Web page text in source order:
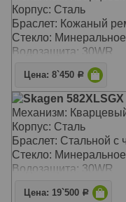
Корпус: Сталь
Браслет: Кожаный
Стекло: Минеральное
Водозащита: 30WR
Цена: 8`450 Р
Skagen 582XLSGX
Механизм:
Корпус: Сталь
Браслет: Стальной с
Стекло:
Водозащита: 30WR
Цена: 19`500 Р